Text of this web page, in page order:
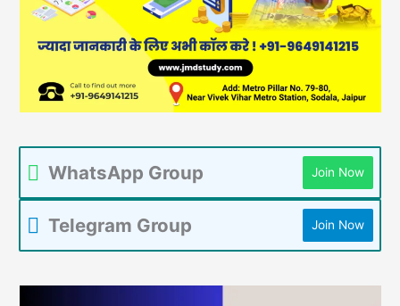
WhatsApp Group Join Now
Telegram Group Join Now